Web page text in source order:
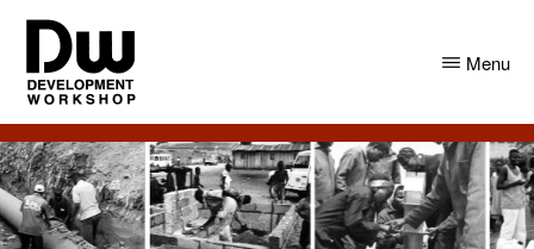
Skip
main
content
Skip
primary
sidebar
DW
Angola
Development
Workshop
Angola
Menu